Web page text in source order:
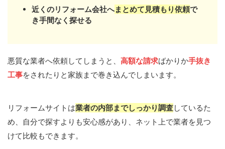
近くのリフォーム会社へまとめて見積もり依頼で
き手間なく探せる
悪質な業者へ依頼してしまうと、 高額な請求ばかりか手抜き
工事をされたりと家族まで巻き込んでしまいます。
リフォームサイトは業者の内部までしっかり調査しているた
め、自分で探すよりも安心感があり、ネット上で業者を見つ
けて比較もできます。